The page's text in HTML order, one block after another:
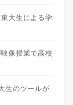
大生による学
像授業で高校
生のツールが